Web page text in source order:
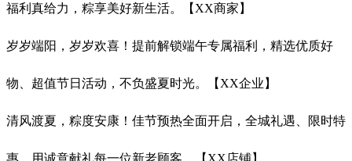
福利真给力，粽享美好新生活。【XX商家】
岁岁端阳，岁岁欢喜！提前解锁端午专属福利，精选优质好
物、超值节日活动，不负盛夏时光。【XX企业】
清风渡夏，粽度安康！佳节预热全面开启，全城礼遇、限时特
惠，用诚意献礼每一位新老顾客。【XX店铺】